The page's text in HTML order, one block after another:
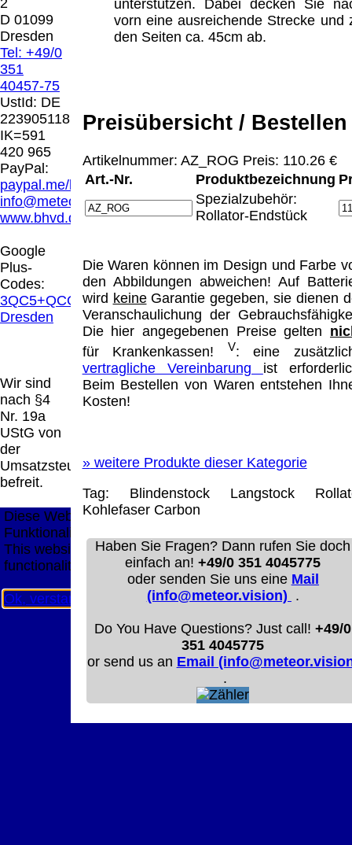
2
D 01099
Dresden
Tel: +49/0
351
40457-75
UstId: DE
223905118
IK=591
420 965
PayPal:
paypal.me/blindenhilfsmittel
info@meteor.vision
www.bhvd.de
Google
Plus-
Codes:
3QC5+QCG
Dresden
Wir sind
nach §4
Nr. 19a
UStG von
der
Umsatzsteuer
befreit.
unterstützen. Dabei decken Sie
vorn eine ausreichende Strecke und
den Seiten ca. 45cm ab.
Preisübersicht / Bestellen
Artikelnummer: AZ_ROG Preis: 110.26 €
Art.-Nr.
Produktbezeichnung
Spezialzubehör:
Rollator-Endstück
Die Waren können im Design und Farbe
den Abbildungen abweichen! Auf
wird keineGarantie gegeben, sie dienen
Veranschaulichung der
Die hier angegebenen Preise gelten
für Krankenkassen!
V: eine
vertragliche Vereinbarung ist
Beim Bestellen von Waren entstehen
Kosten!
»weitere Produkte dieser Kategorie
Tag:
BlindenstockLangstock
KohlefaserCarbon
Haben Sie Fragen? Dann rufen Sie doch
einfach an!+49/0 351 4045775
oder senden Sie uns eine Mail
(info@meteor.vision) .
Do You Have Questions? Just call!+49/0
351 4045775
or send us an Email
.
Die in diesem Dokument genannten
Warenzeichen sind Eigentum der jeweiligen
Firmen. Preisänderungen, Irrtümer und
technische Änderungen vorbehalten.
letzte Änderung: 10. März 2026 Blinden
Hilfsmittel Vertrieb Dresden,
Mit einem Urteil vom 12.05.1998 - 312 O
85/98 - Haftung für Links hat das Landgericht
Hamburg entschieden, dass man durch die
Anbringung eines Links, die Inhalte der
gelinkten Seite ggf. mit zu verantworten hat.
Dieses kann nur dadurch verhindert werden,
dass man sich ausdrücklich von diesen
Inhalten distanziert. Hiermit distanzieren wir
uns ausdrücklich von allen Inhalten, aller
gelinkten Seiten auf unserer Homepage und
machen uns diese Inhalte nicht zu eigen.
Diese Erklärung gilt für alle auf unserer
Homepage angebrachten Links.
Die Europäische Kommission stellt eine
Plattform zur Online-Streitbeilegung (OS)
bereit. Die Plattform finden Sie unter
http://ec.europa.eu/consumers/odr/Unsere E-
Mailadresse lautet:info@meteor.vision
Seitenanfang
Datenschutz
Katalog (PDF) Sitemap
große Anzeige
Diese Website nutzt Cookies, um bestmögliche
Funktionalität bieten zu können.
This website uses cookies to provide the best possible
functionality.
Ok, verstanden Mehr Infos